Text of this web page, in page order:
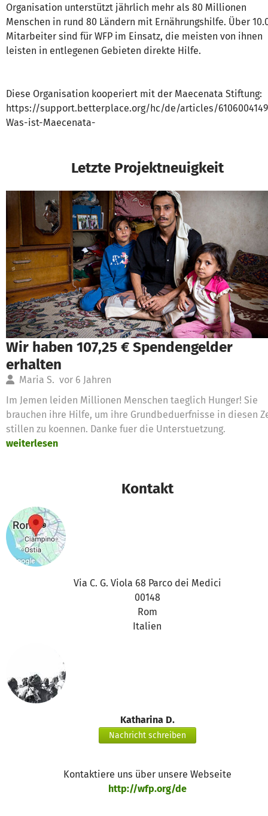
Organisation unterstützt jährlich mehr als 80 Millionen
Menschen in rund 80 Ländern mit Ernährungshilfe. Über
Mitarbeiter sind für WFP im Einsatz, die meisten von ihnen
leisten in entlegenen Gebieten direkte Hilfe.
Diese Organisation kooperiert mit der Maecenata Stiftung:
https://support.betterplace.org/hc/de/articles/
Was-ist-Maecenata-
Letzte Projektneuigkeit
Wir haben 107,25 € Spendengelder
erhalten
Maria S. vor 6 Jahren
Im Jemen leiden Millionen Menschen taeglich Hunger! Sie
brauchen ihre Hilfe, um ihre Grundbeduerfnisse in diesen
stillen zu koennen. Danke fuer die Unterstuetzung.
weiterlesen
Kontakt
Via C. G. Viola 68 Parco dei Medici
00148
Rom
Italien
Katharina D.
Nachricht schreiben
Kontaktiere uns über unsere Webseite
http://wfp.org/de